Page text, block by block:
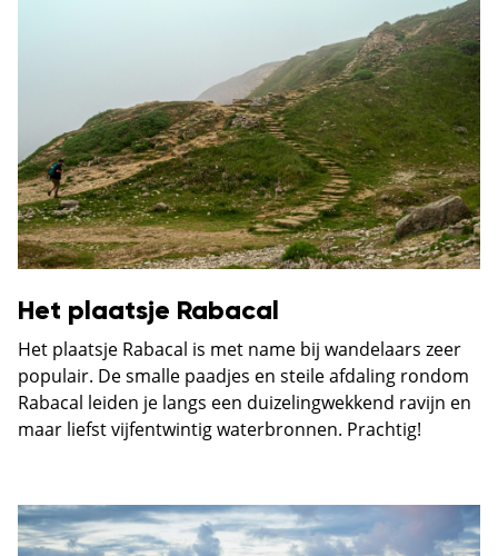
Het plaatsje Rabacal
Het plaatsje Rabacal is met name bij wandelaars zeer
populair. De smalle paadjes en steile afdaling rondom
Rabacal leiden je langs een duizelingwekkend ravijn en
maar liefst vijfentwintig waterbronnen. Prachtig!